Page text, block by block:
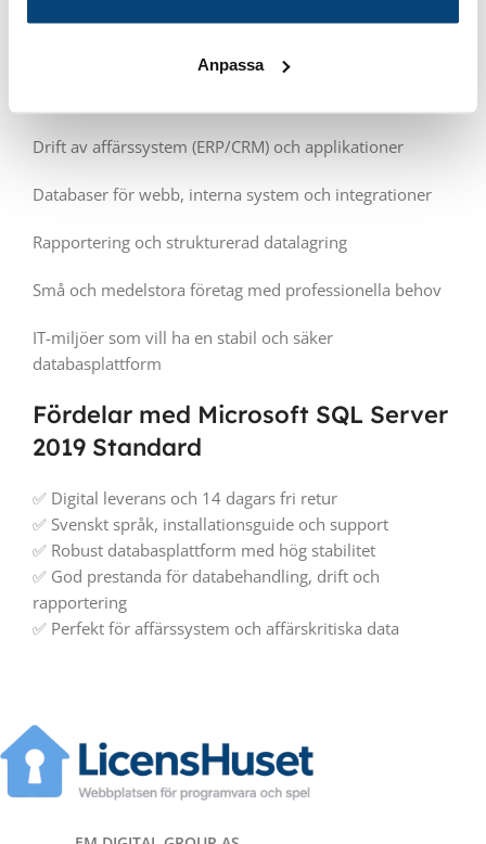
Anpassa
databas, flyttar ett system eller uppgraderar en befintlig
Drift av affärssystem (ERP/CRM) och applikationer
Databaser för webb, interna system och integrationer
Rapportering och strukturerad datalagring
Små och medelstora företag med professionella behov
IT-miljöer som vill ha en stabil och säker
databasplattform
Fördelar med Microsoft SQL Server
2019 Standard
✅ Digital leverans och 14 dagars fri retur
✅ Svenskt språk, installationsguide och support
✅ Robust databasplattform med hög stabilitet
✅ God prestanda för databehandling, drift och
rapportering
✅ Perfekt för affärssystem och affärskritiska data